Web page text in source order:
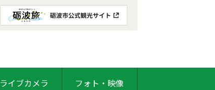
ライブカメラ フォト・映像